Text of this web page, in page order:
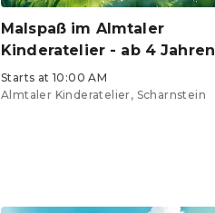
Malspaß im Almtaler
Kinderatelier - ab 4 Jahren
Starts at 10:00 AM
Almtaler Kinderatelier, Scharnstein